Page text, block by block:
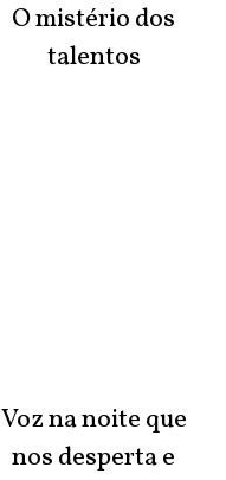
O mistério dos
talentos
Voz na noite que
nos desperta e